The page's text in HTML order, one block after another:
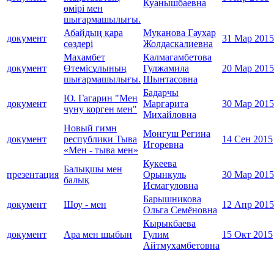
өмірі мен
шығармашылығы.
Куанышбаевна
документ
Абайдың қара
сөздері
Муканова Гаухар
Жолдаскалиевна
31 Мар 2015
документ
Махамбет
Өтемісұлының
шығармашылығы.
Калмагамбетова
Гулжамила
Шынтасовна
20 Мар 2015
документ
Ю. Гагарин "Мен
чуну корген мен"
Бадарчы
Маргарита
Михайловна
30 Мар 2015
документ
Новый гимн
республики Тыва
«Мен - тыва мен»
Монгуш Регина
Игоревна
14 Сен 2015
презентация
Балықшы мен
балық
Кукеева
Орынкуль
Исмагуловна
30 Мар 2015
документ Шоу - мен
Барышникова
Ольга Семёновна
12 Апр 2015
документ Ара мен шыбын
Кырыкбаева
Гулим
Айтмухамбетовна
15 Окт 2015